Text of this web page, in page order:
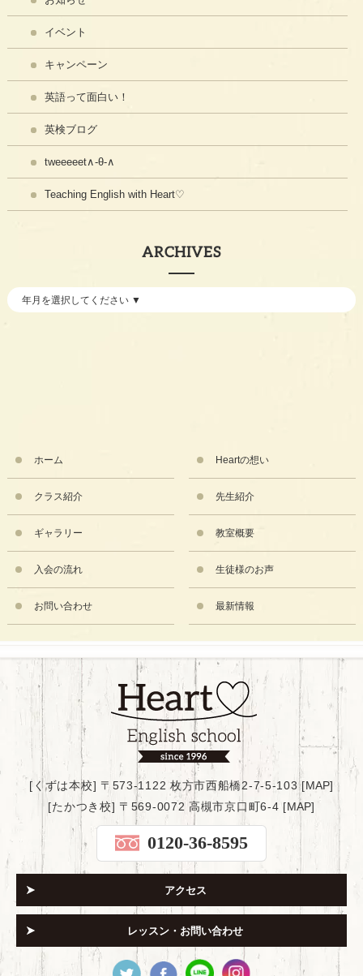
イベント
キャンペーン
英語って面白い！
英検ブログ
tweeeeet∧-θ-∧
Teaching English with Heart♡
ARCHIVES
ホーム Heartの想い
クラス紹介 先生紹介
ギャラリー 教室概要
入会の流れ 生徒様のお声
お問い合わせ 最新情報
[くずは本校] 〒573-1122 枚方市西船橋2-7-5-103 [MAP]
[たかつき校] 〒569-0072 高槻市京口町6-4 [MAP]
0120-36-8595
アクセス
レッスン・お問い合わせ